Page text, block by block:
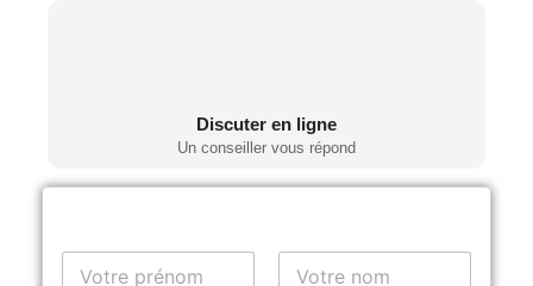
Discuter en ligne
Un conseiller vous répond
Y